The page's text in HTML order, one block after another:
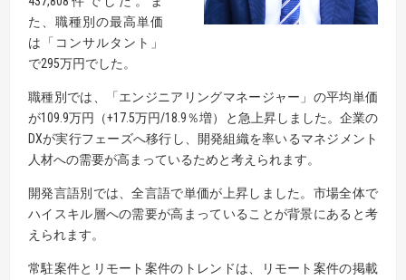
た、職種別の最高単価
は「コンサルタント」
で295万円でした。
職種別では、「エンジニアリングマネージャー」の平均単価
が109.9万円（+17.5万円/18.9％増）と急上昇しました。企業の
DXが実行フェーズへ移行し、開発組織を率いるマネジメント
人材への需要が高まっているためと考えられます。
開発言語別では、全言語で単価が上昇しました。市場全体で
ハイスキル層への需要が高まっていることが背景にあると考
えられます。
常駐案件とリモート案件のトレンドは、リモート案件の掲載